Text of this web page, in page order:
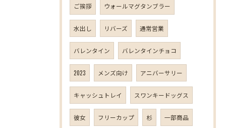
ご挨拶 ウォールマグタンブラー
水出し リバーズ 通常営業
バレンタイン バレンタインチョコ
2023 メンズ向け アニバーサリー
キャッシュトレイ スワンキードッグス
彼女 フリーカップ 杉 一部商品